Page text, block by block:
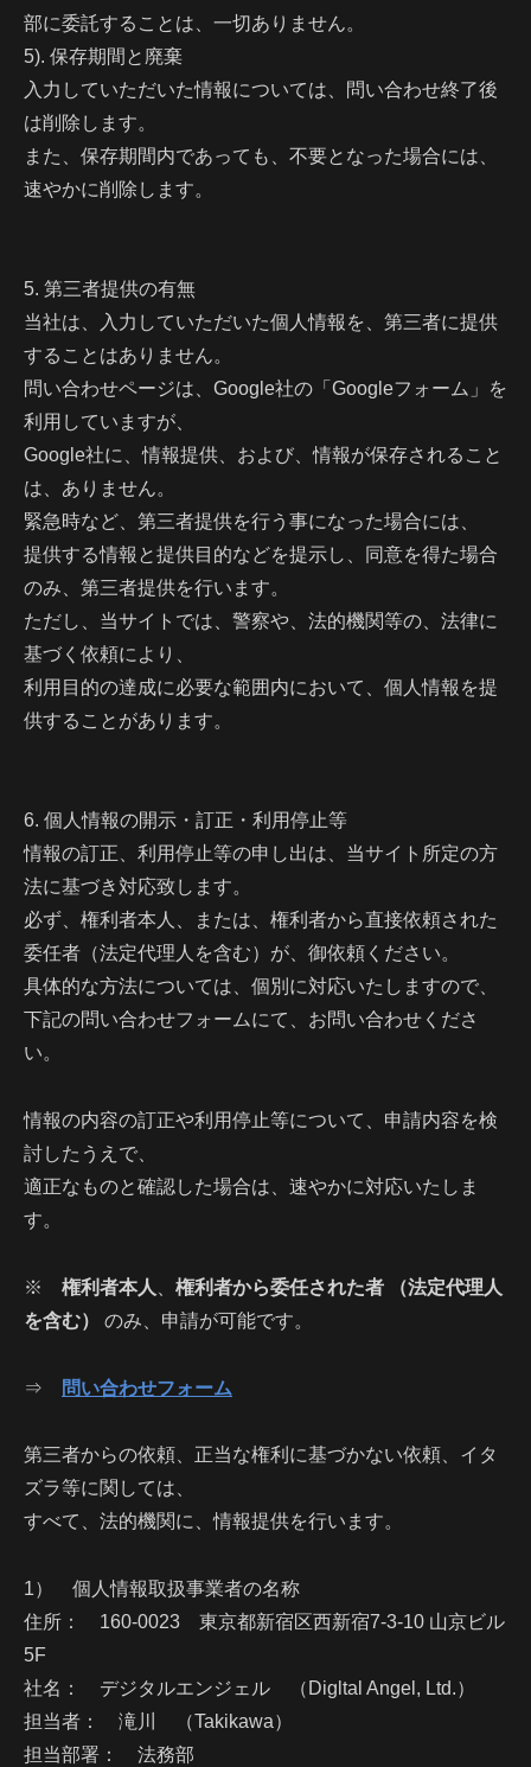
部に委託することは、一切ありません。
5). 保存期間と廃棄
入力していただいた情報については、問い合わせ終了後
は削除します。
また、保存期間内であっても、不要となった場合には、
速やかに削除します。
5. 第三者提供の有無
当社は、入力していただいた個人情報を、第三者に提供
することはありません。
問い合わせページは、Google社の「Googleフォーム」を
利用していますが、
Google社に、情報提供、および、情報が保存されること
は、ありません。
緊急時など、第三者提供を行う事になった場合には、
提供する情報と提供目的などを提示し、同意を得た場合
のみ、第三者提供を行います。
ただし、当サイトでは、警察や、法的機関等の、法律に
基づく依頼により、
利用目的の達成に必要な範囲内において、個人情報を提
供することがあります。
6. 個人情報の開示・訂正・利用停止等
情報の訂正、利用停止等の申し出は、当サイト所定の方
法に基づき対応致します。
必ず、権利者本人、または、権利者から直接依頼された
委任者（法定代理人を含む）が、御依頼ください。
具体的な方法については、個別に対応いたしますので、
下記の問い合わせフォームにて、お問い合わせくださ
い。
情報の内容の訂正や利用停止等について、申請内容を検
討したうえで、
適正なものと確認した場合は、速やかに対応いたしま
す。
※ 権利者本人
権利者から委任された者 （法定代理人
を含む）
のみ、申請が可能です。
⇒ 問い合わせフォーム
第三者からの依頼、正当な権利に基づかない依頼、イタ
ズラ等に関しては、
すべて、法的機関に、情報提供を行います。
1） 個人情報取扱事業者の名称
住所： 160-0023 東京都新宿区西新宿7-3-10 山京ビル
5F
社名： デジタルエンジェル （Digltal Angel, Ltd.）
担当者： 滝川 （Takikawa）
担当部署： 法務部